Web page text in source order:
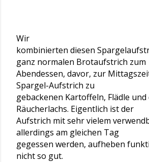
Wir
kombinierten diesen
ganz normalen Brotaufstrich zum
Abendessen, davor, zur
Spargel-Aufstrich zu
gebackenen Kartoffeln, Flädle und
Räucherlachs. Eigentlich ist der
Aufstrich mit sehr vielem
allerdings am gleichen Tag
gegessen werden, aufheben
nicht so gut.